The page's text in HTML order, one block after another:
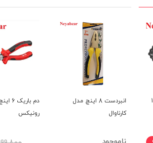
10
انبردست 8 اینچ مدل
کارناوال
رونیکس